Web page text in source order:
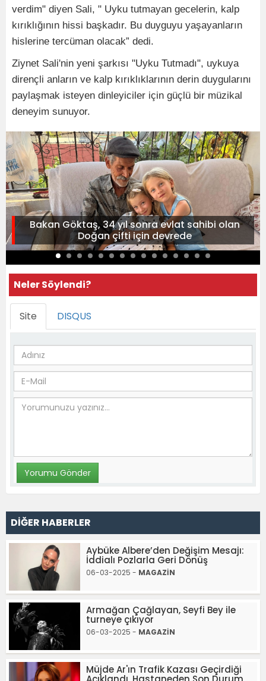
verdim" diyen Sali, " Uyku tutmayan gecelerin, kalp
kırıklığının hissi başkadır. Bu duyguyu yaşayanların
hislerine tercüman olacak” dedi.
Ziynet Sali'nin yeni şarkısı "Uyku Tutmadı", uykuya
dirençli anların ve kalp kırıklıklarının derin duygularını
paylaşmak isteyen dinleyiciler için güçlü bir müzikal
deneyim sunuyor.
Bakan Göktaş, 34 yıl sonra evlat sahibi olan
Doğan çifti için devrede
Neler Söylendi?
Site DISQUS
DİĞER HABERLER
Aybüke Albere’den Değişim Mesajı:
İddialı Pozlarla Geri Dönüş
06-03-2025 - MAGAZİN
Armağan Çağlayan, Seyfi Bey ile
turneye çıkıyor
06-03-2025 - MAGAZİN
Müjde Ar'ın Trafik Kazası Geçirdiği